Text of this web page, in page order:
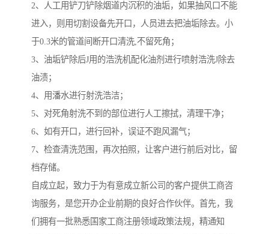
2、人工用铲刀铲除烟道内沉积的油垢，如果抽风口不能
进入，则用切割设备先开口，人员进去把油垢除去。小
于0.3米的管道间断开口清洗,不留死角；
3、油垢铲除后J用的浩洗机配化油剂进行喷射浩洗J除去
油渍；
4、用潘水进行射洗浩洁；
5、对死角射洗不到的部位进行人工擦拭，清理干净；
6、如有开口，进行回补，误证不跑风漏气；
7、检查清洗范围，再次拍照，让客户进行前后对比，留
档存储。
自成立起，致力于为有意成立新公司的客户提供工商咨
询服务，是您开办企业前期的良好合作伙伴。首先，我
们拥有一批熟悉国家工商注册领域政策法规，精通知